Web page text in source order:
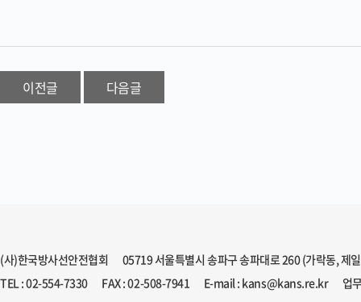
이전글 다음글
(사)한국방사선안전협회
05719 서울특별시 송파구 송파대로 260 (가락동, 제
TEL : 02-554-7330
FAX : 02-508-7941 E-mail : kans@kans.re.kr 업